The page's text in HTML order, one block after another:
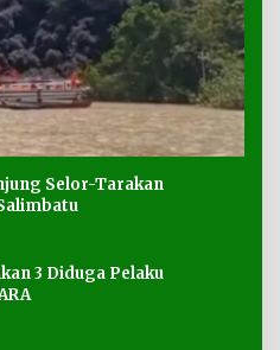
Selor-Tarakan
3 Diduga Pelaku